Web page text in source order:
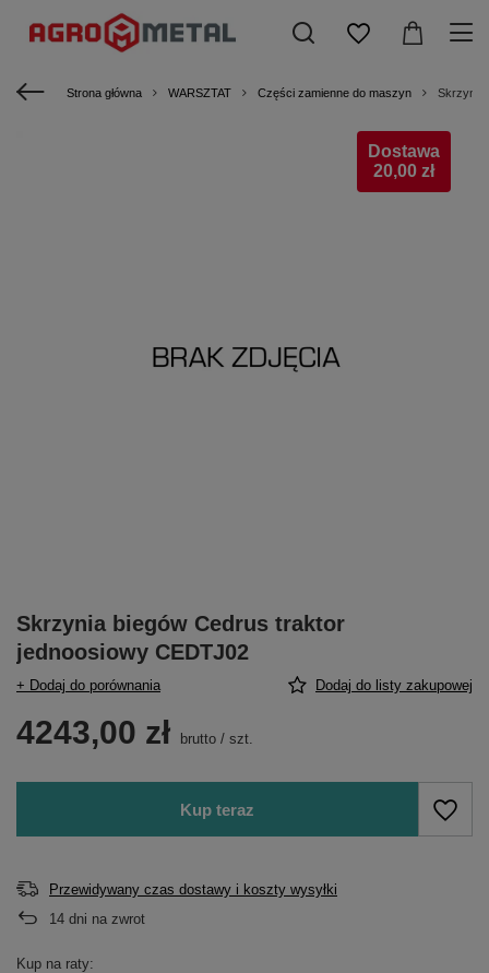
Strona główna WARSZTAT Części zamienne do maszyn Skrzynia
Dostawa
20,00 zł
Skrzynia biegów Cedrus traktor
jednoosiowy CEDTJ02
+ Dodaj do porównania Dodaj do listy zakupowej
4243,00 zł brutto / szt.
Kup teraz
Przewidywany czas dostawy i koszty wysyłki
14 dni na zwrot
Kup na raty: